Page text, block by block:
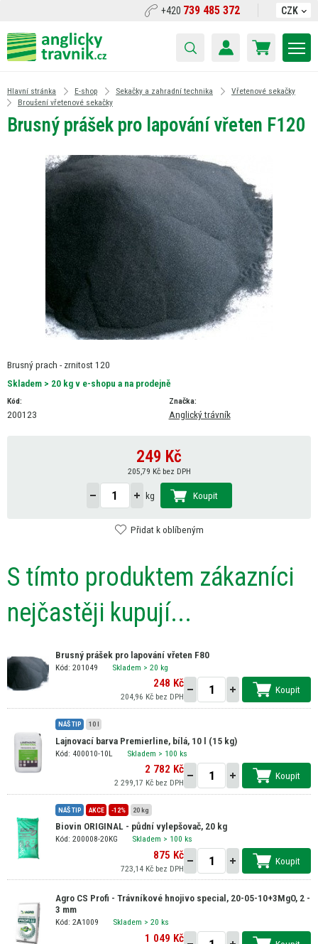
+420 739 485 372 CZK
Hlavní stránka E-shop Sekačky a zahradní technika
Vřetenové sekačky
Broušení vřetenové sekačky
Brusný prášek pro lapování vřeten F120
Brusný prach - zrnitost 120
Skladem > 20 kg v e-shopu a na prodejně
Kód:
200123
Značka:
Anglický trávník
249 Kč
205,79 Kč bez DPH
kg Koupit
Přidat k oblíbeným
S tímto produktem zákazníci
nejčastěji kupují...
Brusný prášek pro lapování vřeten F80
Kód: 201049 Skladem > 20 kg
248 Kč
204,96 Kč bez DPH
Koupit
NÁŠ TIP 10 l
Lajnovací barva Premierline, bílá, 10 l (15 kg)
Kód: 400010-10L Skladem > 100 ks
2 782 Kč
2 299,17 Kč bez DPH
Koupit
NÁŠ TIP AKCE -12% 20 kg
Biovin ORIGINAL - půdní vylepšovač, 20 kg
Kód: 200008-20KG Skladem > 100 ks
875 Kč
723,14 Kč bez DPH
Koupit
Agro CS Profi - Trávníkové hnojivo special, 20-05-10+3MgO, 2 -
3 mm
Kód: 2A1009 Skladem > 20 ks
1 049 Kč